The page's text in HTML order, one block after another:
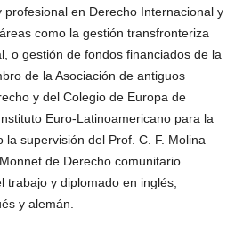
profesional en Derecho Internacional y
como la gestión transfronteriza
o gestión de fondos financiados de la
de la Asociación de antiguos
y del Colegio de Europa de
Euro-Latinoamericano para la
la supervisión del Prof. C. F. Molina
de Derecho comunitario
trabajo y diplomado en inglés,
y alemán.